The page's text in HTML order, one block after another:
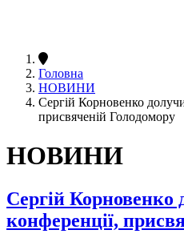
Головна
НОВИНИ
Сергій Корновенко
присвяченій Голодомору
НОВИНИ
Сергій Корновенко
конференції,